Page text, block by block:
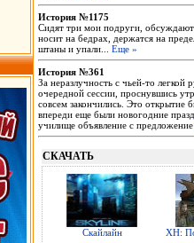
История №1175
Сидят три мои подруги,
носит на бедрах, держатся на
штаны и упали... Еще »
История №361
За неразлучность с чьей-то
очередной сессии, проснувшись
совсем закончились. Это открытие
впереди еще были новогодние
училище объявление с предложение
СКАЧАТЬ
Скайлайн ХН: